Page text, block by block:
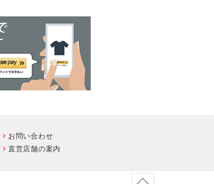
お問い合わせ
直営店舗の案内